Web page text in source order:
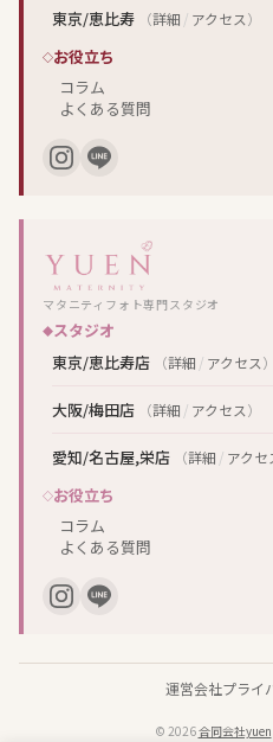
東京/恵比寿
（詳細 / アクセス）
お役立ち
コラム
よくある質問
マタニティフォト専門スタジオ
スタジオ
東京/恵比寿店
（詳細 / アクセス）
大阪/梅田店 （詳細 / アクセス）
愛知/名古屋,栄店 （詳細 / アクセ
お役立ち
コラム
よくある質問
運営会社プライ
© 2026合同会社yuen